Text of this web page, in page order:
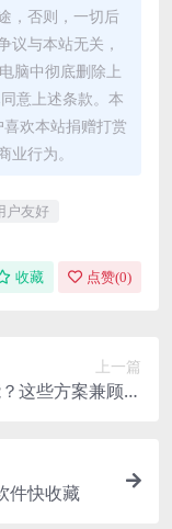
，否则，一切后
议与本站无关，
脑中彻底删除上
意上述条款。本
欢本站捐赠打赏
行为。
户友好
收藏 点赞(0)
上一篇
这些方案兼顾成
件快收藏